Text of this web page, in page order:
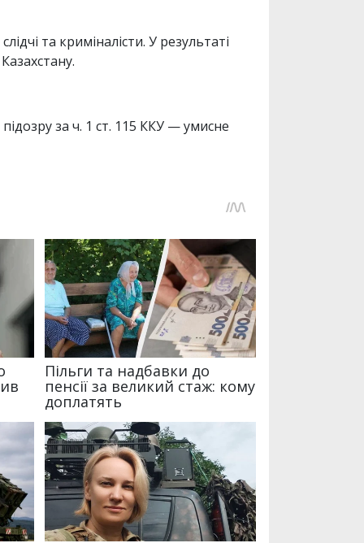
та криміналісти. У результаті
за ч. 1 ст. 115 ККУ — умисне